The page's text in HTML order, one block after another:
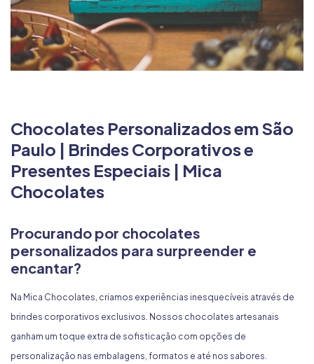
Chocolates Personalizados em São
Paulo | Brindes Corporativos e
Presentes Especiais | Mica
Chocolates
Procurando por chocolates
personalizados para surpreender e
encantar?
Na Mica Chocolates, criamos experiências inesquecíveis através de
brindes corporativos exclusivos. Nossos chocolates artesanais
ganham um toque extra de sofisticação com opções de
personalização nas embalagens, formatos e até nos sabores.